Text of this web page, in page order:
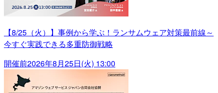
【8/25（火）】事例から学ぶ！ランサムウェア対策最前線～
今すぐ実践できる多重防御戦略
開催前2026年8月25日(火) 13:00